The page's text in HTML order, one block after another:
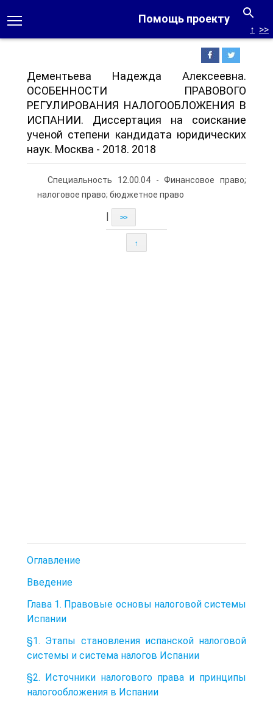
Помощь проекту
↑ >>
Дементьева Надежда Алексеевна.
ОСОБЕННОСТИ ПРАВОВОГО
РЕГУЛИРОВАНИЯ НАЛОГООБЛОЖЕНИЯ В
ИСПАНИИ. Диссертация на соискание
ученой степени кандидата юридических
наук. Москва - 2018. 2018
Специальность 12.00.04 - Финансовое право;
налоговое право; бюджетное право
>>
↑
Оглавление
Введение
Глава 1. Правовые основы налоговой системы
Испании
§1. Этапы становления испанской налоговой
системы и система налогов Испании
§2. Источники налогового права и принципы
налогообложения в Испании